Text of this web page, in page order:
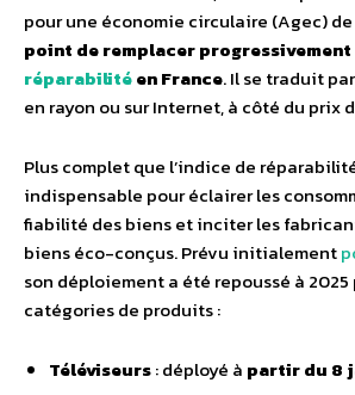
pour une économie circulaire (Agec)
point de remplacer progressivement
réparabilitéen France. Il se traduit
en rayon ou sur Internet, à côté du prix
Plus complet que l’indice de
indispensable pour éclairer les
fiabilité des biens et inciter les
biens éco-conçus. Prévu initialement
son déploiement a été repoussé à 2025
catégories de produits :
Téléviseurs: déployé à partir du 8